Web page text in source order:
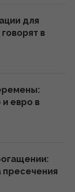
пять
выявили
КАБ
концерт
для
в
и евро в